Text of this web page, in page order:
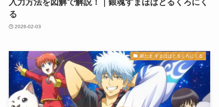
入力方法を図解で解説！｜銀魂すまほばとるくろにく
る
2026-02-03
銀たま すまほばとるくろにくる